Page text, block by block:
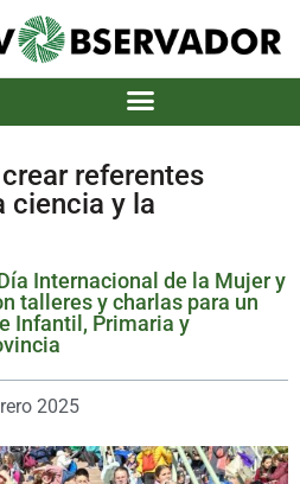
referentes
ciencia y la
Internacional de la Mujer y
talleres y charlas para un
Infantil, Primaria y
2025